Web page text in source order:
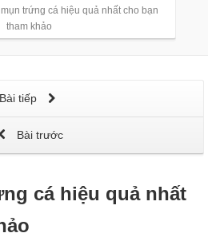
trứng cá hiệu quả nhất cho bạn
tham khảo
Bài tiếp
Bài trước
cá hiệu quả nhất